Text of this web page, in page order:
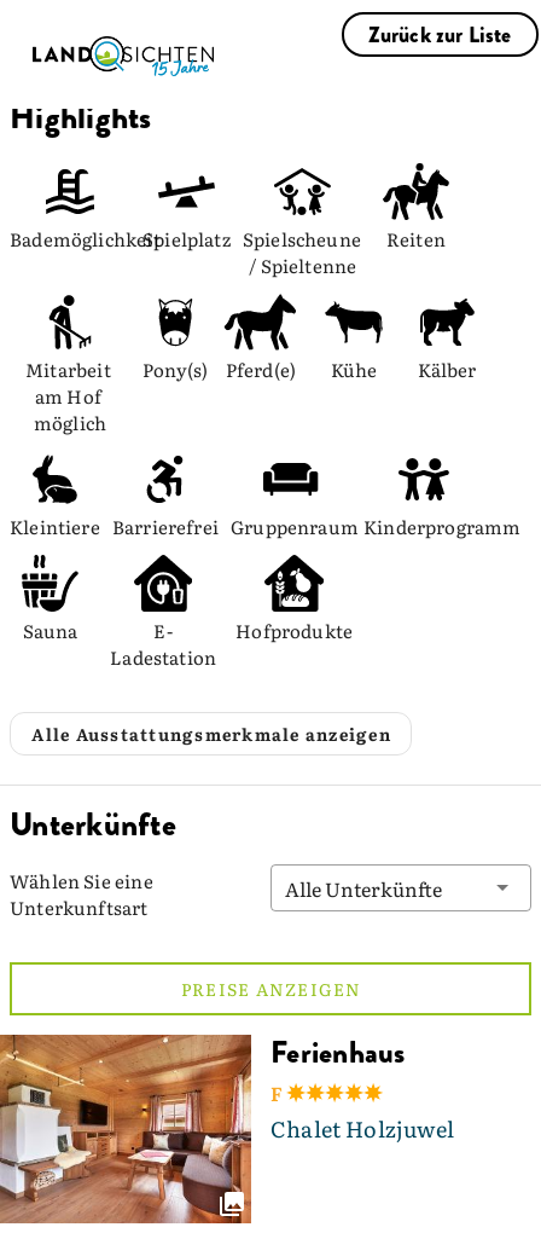
Zurück zur Liste
Highlights
BademöglichkeitSpielplatz Spielscheune
/ Spieltenne
Reiten
Mitarbeit
am Hof
möglich
Pony(s) Pferd(e) Kühe Kälber
Kleintiere Barrierefrei Gruppenraum Kinderprogramm
Sauna
E-
Ladestation
Hofprodukte
Alle Ausstattungsmerkmale anzeigen
Unterkünfte
Wählen Sie eine
Unterkunftsart
Alle Unterkünfte
PREISE ANZEIGEN
Ferienhaus
F
Chalet Holzjuwel